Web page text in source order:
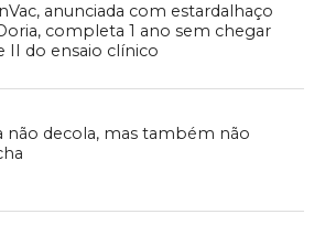
anunciada com estardalhaço
completa 1 ano sem chegar
II do ensaio clínico
não decola, mas também não